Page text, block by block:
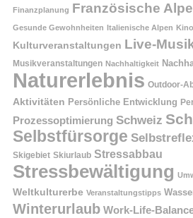
Finanzplanung Französische
Gesunde Gewohnheiten Italienische Alpen
Kulturveranstaltungen Live-
Musikveranstaltungen Nachhaltigkeit
Naturerlebnis Outdoor-
Aktivitäten Persönliche Entwicklung
Prozessoptimierung Schweiz
Selbstfürsorge
Skigebiet Skiurlaub Stressabbau
Stressbewältigung
Weltkulturerbe Veranstaltungstipps
Winterurlaub Work-Life-